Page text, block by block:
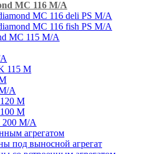
MC 116 M/A
MC 116 deli PS M/A
MC 116 fish PS M/A
MC 115 M/A
115 M
А
M
M
200 M/A
агрегатом
под выносной агрегат